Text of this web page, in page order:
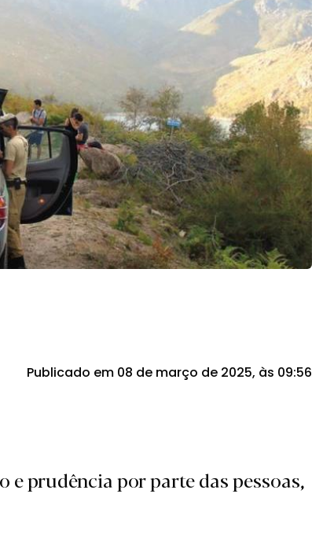
Publicado em 08 de março de 2025, às 09:56
prudência por parte das pessoas,